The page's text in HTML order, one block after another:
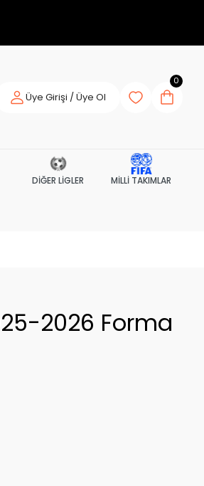
Üye Girişi / Üye Ol
0
DİĞER LİGLER MİLLİ TAKIMLAR
2026 Forma